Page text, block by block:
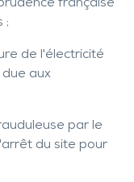
française
;
de l'électricité
aux
par le
du site pour